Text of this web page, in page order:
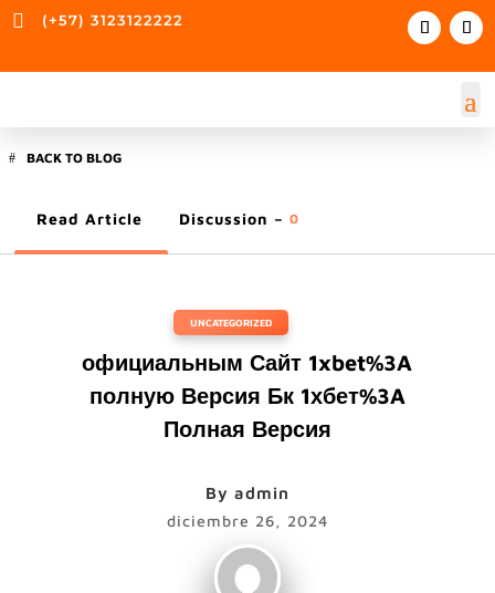
 (+57) 3123122222
BACK TO BLOG
Read Article Discussion – 0
UNCATEGORIZED
официальным Сайт 1xbet%3A
полную Версия Бк 1хбет%3A
Полная Версия
By admin
diciembre 26, 2024